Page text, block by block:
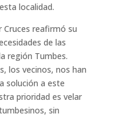
localidad.
Cruces reafirmó su
de las
región Tumbes.
los vecinos, nos han
solución a este
prioridad es velar
sin